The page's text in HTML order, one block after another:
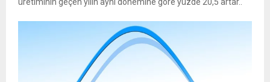
üretiminin geçen yılın aynı dönemine göre yüzde 20,5 artar..